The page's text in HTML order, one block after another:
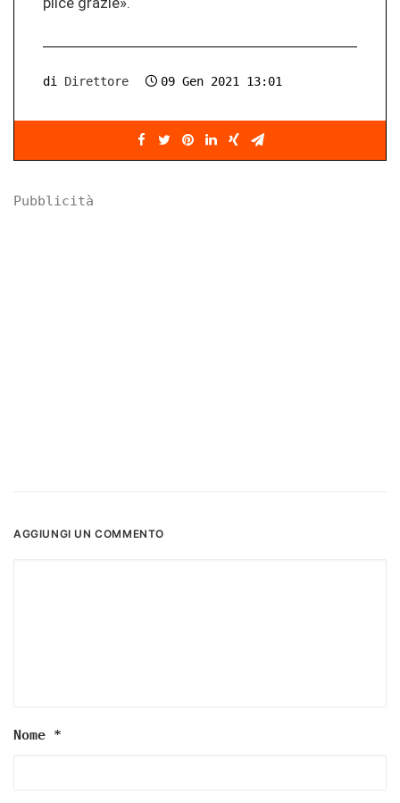
di Direttore 09 Gen 2021 13:01
Pubblicità
AGGIUNGI UN COMMENTO
Nome *